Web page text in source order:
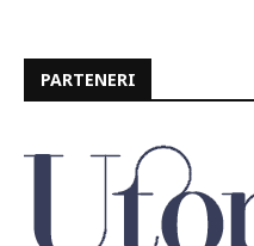
PARTENERI